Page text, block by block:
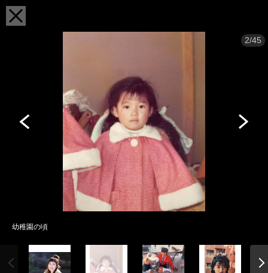
2/45
幼稚園の頃